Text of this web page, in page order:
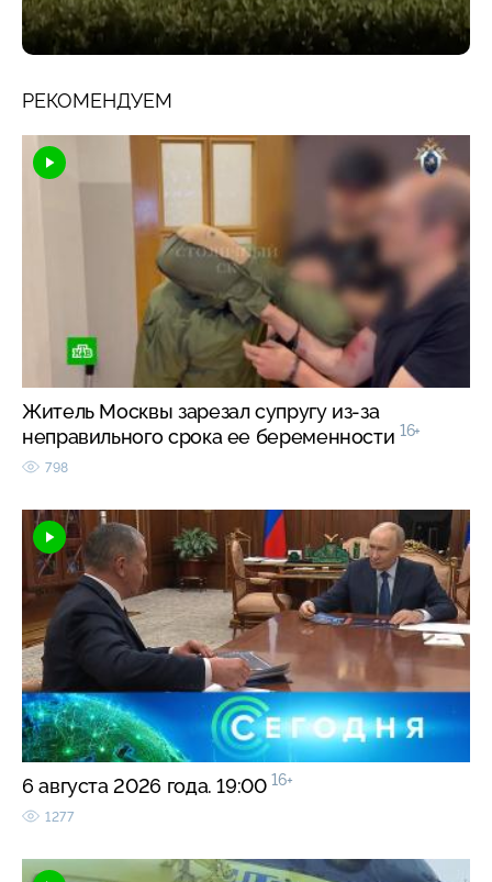
РЕКОМЕНДУЕМ
Житель Москвы зарезал супругу из-за
неправильного срока ее беременности 16+
798
6 августа 2026 года. 19:00 16+
1277